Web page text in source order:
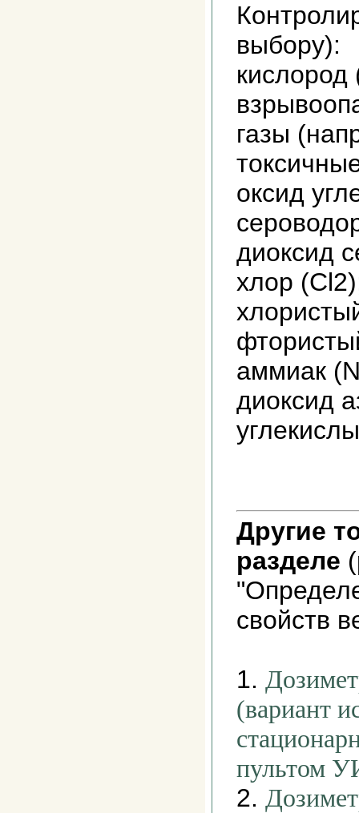
выбору):
кислород
газы
оксид
диоксид
хлор
аммиак
диоксид
Другие
разделе
свойств
1.
(вариант
пультом
2.